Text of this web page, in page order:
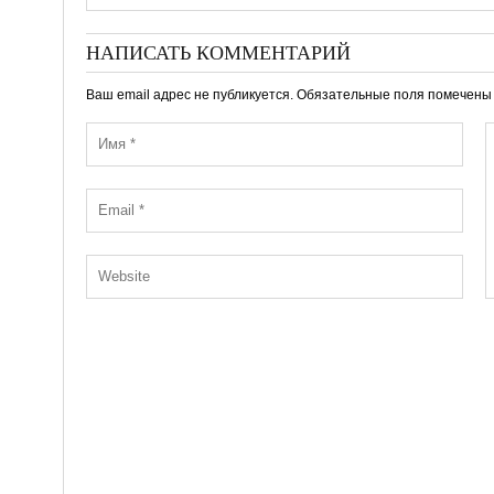
НАПИСАТЬ КОММЕНТАРИЙ
Ваш email адрес не публикуется. Обязательные поля помечены